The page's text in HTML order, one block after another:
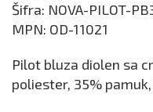
Šifra: NOVA-PILOT-
MPN: OD-11021
Pilot bluza diolen sa
poliester, 35%